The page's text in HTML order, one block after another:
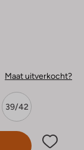
Maat uitverkocht?
39/42